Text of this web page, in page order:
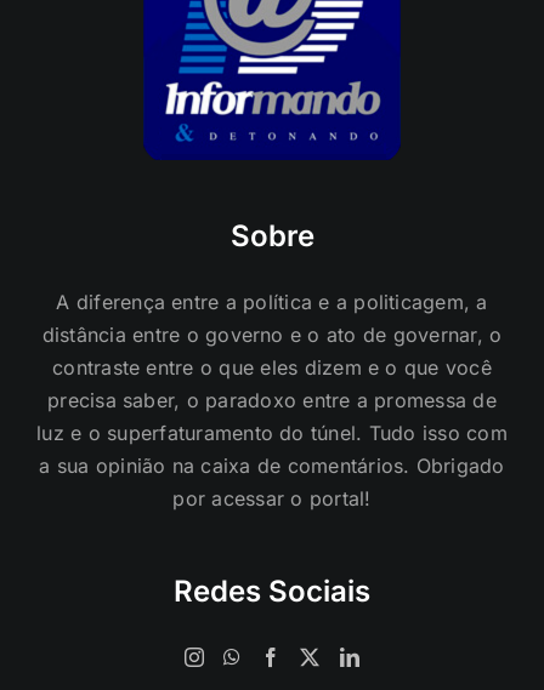
Sobre
A diferença entre a política e a politicagem, a
distância entre o governo e o ato de governar, o
contraste entre o que eles dizem e o que você
precisa saber, o paradoxo entre a promessa de
luz e o superfaturamento do túnel. Tudo isso com
a sua opinião na caixa de comentários. Obrigado
por acessar o portal!
Redes Sociais